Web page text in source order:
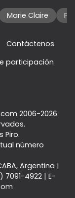
Marie Claire
Contáctenos
participación
2006-2026
Piro.
número
Argentina |
7091-4922| E-